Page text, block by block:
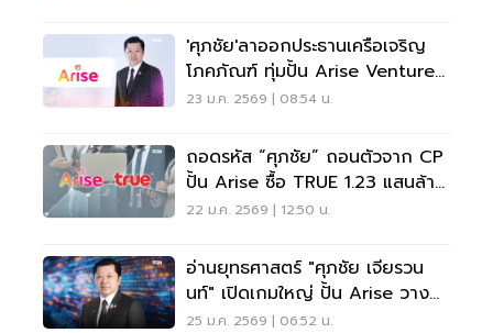
'ศุภชัย'ลาออกประธานเครือเจริญ
โภคภัณฑ์ ทุ่มปั้น Arise Ventures
รุกอาณาจักรดิจิทัลเต็มตัว
23 ม.ค. 2569 | 08:54 น.
ถอดรหัส “ศุภชัย” ถอนตัวจาก CP
ปั้น Arise ซื้อ TRUE 1.23 แสนล้าน
เขย่าโทรคมนาคมไทย
22 ม.ค. 2569 | 12:50 น.
อ่านยุทธศาสตร์ "ศุภชัย เจียรวน
นท์" เปิดเกมใหญ่ ปั้น Arise วาง
รากฐานอนาคตเทคโนโลยีไทย
25 ม.ค. 2569 | 06:52 น.